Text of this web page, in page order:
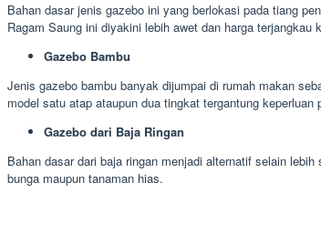
Bahan dasar jenis gazebo ini yang berlokasi pada tiang
Ragam Saung ini diyakini lebih awet dan harga terjangkau
Gazebo Bambu
Jenis gazebo bambu banyak dijumpai di rumah makan
model satu atap ataupun dua tingkat tergantung keperluan
Gazebo dari Baja Ringan
Bahan dasar dari baja ringan menjadi alternatif selain
bunga maupun tanaman hias.